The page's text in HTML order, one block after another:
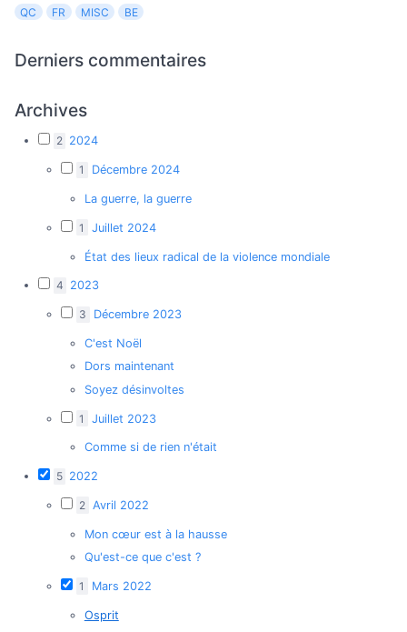
QC FR MISC BE
Derniers commentaires
Archives
2 2024
1 Décembre 2024
La guerre, la guerre
1 Juillet 2024
État des lieux radical de la violence mondiale
4 2023
3 Décembre 2023
C'est Noël
Dors maintenant
Soyez désinvoltes
1 Juillet 2023
Comme si de rien n'était
5 2022
2 Avril 2022
Mon cœur est à la hausse
Qu'est-ce que c'est ?
1 Mars 2022
Osprit